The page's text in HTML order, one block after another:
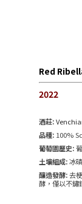
Red
2022
酒莊:
品種: 100%
葡萄園歷史:
土壤組成:冰
釀造發酵:去
酵，僅以不